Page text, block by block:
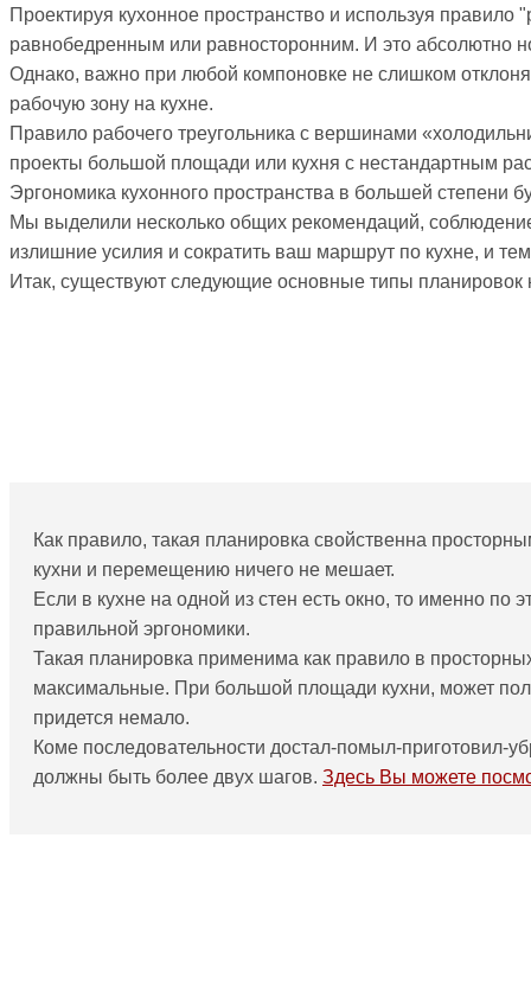
Проектируя кухонное пространство и используя правило
равнобедренным или равносторонним. И это абсолютно
Однако, важно при любой компоновке не слишком
рабочую зону на кухне.
Правило рабочего треугольника с вершинами
проекты большой площади или кухня с нестандартным
Эргономика кухонного пространства в большей степени
Мы выделили несколько общих рекомендаций,
излишние усилия и сократить ваш маршрут по кухне, и
Итак, существуют следующие основные типы планировок
Как правило, такая планировка свойственна
кухни и перемещению ничего не мешает.
Если в кухне на одной из стен есть окно, то именно по
правильной эргономики.
Такая планировка применима как правило в
максимальные. При большой площади кухни, может
придется немало.
Коме последовательности достал-помыл-приготовил-
должны быть более двух шагов. Здесь Вы можете